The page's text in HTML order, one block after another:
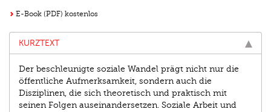
E-Book (PDF) kostenlos
KURZTEXT
Der beschleunigte soziale Wandel prägt nicht nur die
öffentliche Aufmerksamkeit, sondern auch die
Disziplinen, die sich theoretisch und praktisch mit
seinen Folgen auseinandersetzen. Soziale Arbeit und